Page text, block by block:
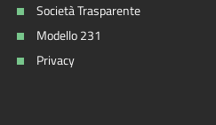
Società Trasparente
Modello 231
Privacy